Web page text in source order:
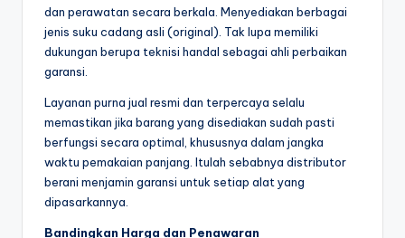
dan perawatan secara berkala. Menyediakan berbagai
jenis suku cadang asli (original). Tak lupa memiliki
dukungan berupa teknisi handal sebagai ahli perbaikan
garansi.
Layanan purna jual resmi dan terpercaya selalu
memastikan jika barang yang disediakan sudah pasti
berfungsi secara optimal, khususnya dalam jangka
waktu pemakaian panjang. Itulah sebabnya distributor
berani menjamin garansi untuk setiap alat yang
dipasarkannya.
Bandingkan Harga dan Penawaran